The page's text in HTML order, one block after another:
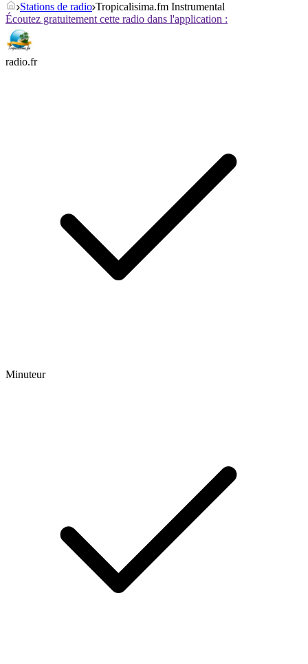
Stations de radio Tropicalisima.fm Instrumental
Écoutez gratuitement cette radio dans l'application :
radio.fr
Minuteur